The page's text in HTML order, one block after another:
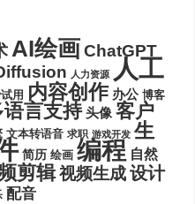
AI绘画ChatGPT
人力资源 人工
用 内容创作 办公 博客
语言支持 头像 客户
文本转语音 求职 游戏开发 生
简历 绘画 编程 自然
剪辑视频生成设计
配音